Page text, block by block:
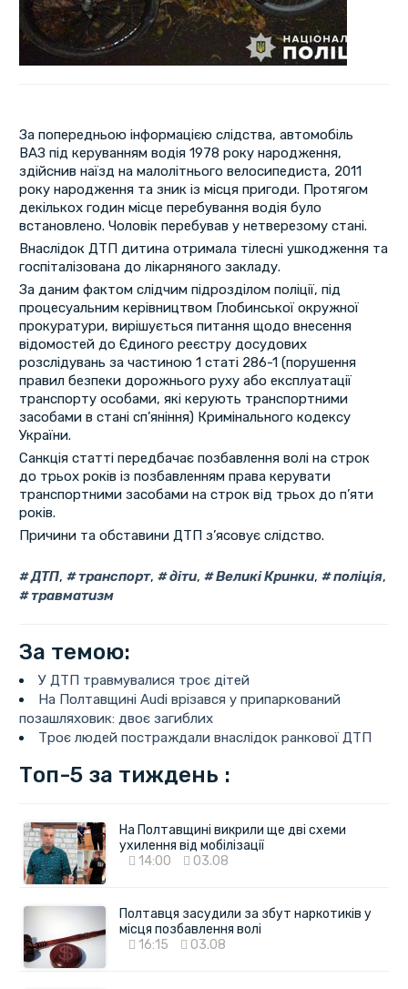
За попередньою інформацією слідства, автомобіль
ВАЗ під керуванням водія 1978 року народження,
здійснив наїзд на малолітнього велосипедиста, 2011
року народження та зник із місця пригоди. Протягом
декількох годин місце перебування водія було
встановлено. Чоловік перебував у нетверезому стані.
Внаслідок ДТП дитина отримала тілесні ушкодження та
госпіталізована до лікарняного закладу.
За даним фактом слідчим підрозділом поліції, під
процесуальним керівництвом Глобинської окружної
прокуратури, вирішується питання щодо внесення
відомостей до Єдиного реєстру досудових
розслідувань за частиною 1 статі 286-1 (порушення
правил безпеки дорожнього руху або експлуатації
транспорту особами, які керують транспортними
засобами в стані сп’яніння) Кримінального кодексу
України.
Санкція статті передбачає позбавлення волі на строк
до трьох років із позбавленням права керувати
транспортними засобами на строк від трьох до п’яти
років.
Причини та обставини ДТП з’ясовує слідство.
ДТП, транспорт, діти, Великі Кринки, поліція,
травматизм
За темою:
У ДТП травмувалися троє дітей
На Полтавщині Audi врізався у припаркований
позашляховик: двоє загиблих
Троє людей постраждали внаслідок ранкової ДТП
Топ-5 за тиждень :
На Полтавщині викрили ще дві схеми
ухилення від мобілізації
14:00
03.08
Полтавця засудили за збут наркотиків у
місця позбавлення волі
16:15
03.08